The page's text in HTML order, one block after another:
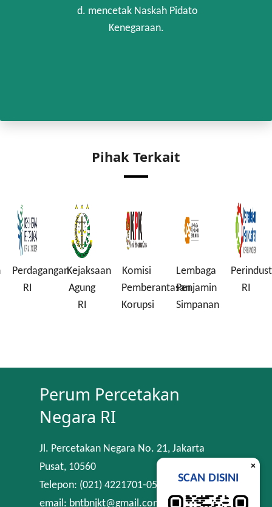
d. mencetak Naskah Pidato
Kenegaraan.
Pihak Terkait
Perdagangan
RI
Kejaksaan
Agung
RI
Komisi
Pemberantasan
Korupsi
Lembaga
Penjamin
Simpanan
RI
Perum Percetakan
Negara RI
Jl. Percetakan Negara No. 21, Jakarta
Pusat, 10560
Telepon: (021) 4221701-05
email: bntbnjkt@gmail.com
×
SCAN DISINI